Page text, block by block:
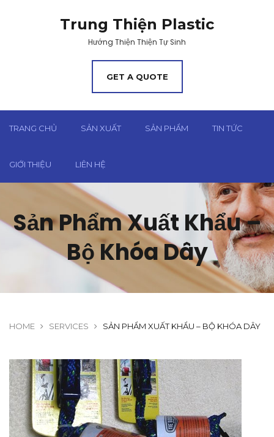
Trung Thiện Plastic
Hướng Thiện Thiện Tự Sinh
GET A QUOTE
TRANG CHỦ SẢN XUẤT SẢN PHẨM TIN TỨC
GIỚI THIỆU LIÊN HỆ
Sản Phẩm Xuất Khẩu –
Bộ Khóa Dây
HOME SERVICES SẢN PHẨM XUẤT KHẨU – BỘ KHÓA DÂY